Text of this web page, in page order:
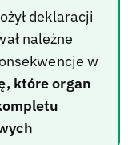
deklaracji
należne
w
które organ